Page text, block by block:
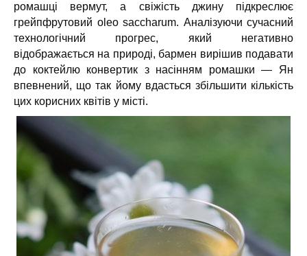
ромашці вермут, а свіжість джину підкреслює
грейпфрутовий oleo saccharum. Аналізуючи сучасний
технологічний прогрес, який негативно
відображається на природі, бармен вирішив подавати
до коктейлю конвертик з насінням ромашки — Ян
впевнений, що так йому вдасться збільшити кількість
цих корисних квітів у місті.